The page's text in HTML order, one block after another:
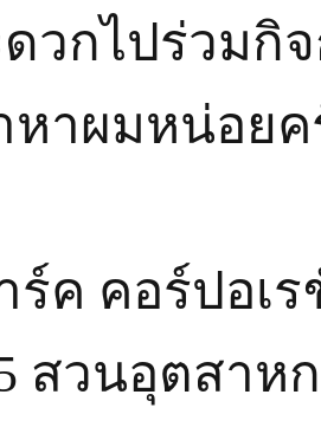
วกไปร่วมกิ
าผมหน่อย
ร์ค คอร์ปอเ
สวนอุตสา